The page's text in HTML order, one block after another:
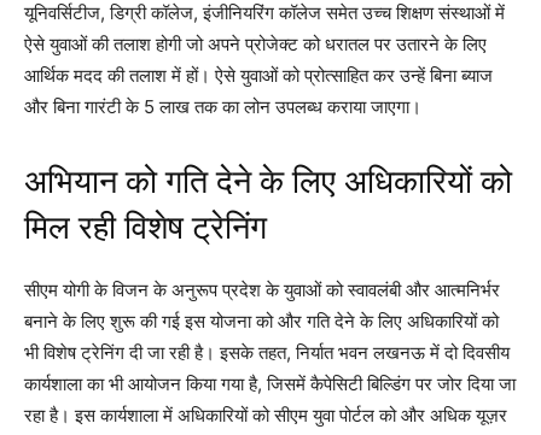
यूनिवर्सिटीज, डिग्री कॉलेज, इंजीनियरिंग कॉलेज समेत उच्च शिक्षण संस्थाओं में
ऐसे युवाओं की तलाश होगी जो अपने प्रोजेक्ट को धरातल पर उतारने के लिए
आर्थिक मदद की तलाश में हों। ऐसे युवाओं को प्रोत्साहित कर उन्हें बिना ब्याज
और बिना गारंटी के 5 लाख तक का लोन उपलब्ध कराया जाएगा।
अभियान को गति देने के लिए अधिकारियों को
मिल रही विशेष ट्रेनिंग
सीएम योगी के विजन के अनुरूप प्रदेश के युवाओं को स्वावलंबी और आत्मनिर्भर
बनाने के लिए शुरू की गई इस योजना को और गति देने के लिए अधिकारियों को
भी विशेष ट्रेनिंग दी जा रही है। इसके तहत, निर्यात भवन लखनऊ में दो दिवसीय
कार्यशाला का भी आयोजन किया गया है, जिसमें कैपेसिटी बिल्डिंग पर जोर दिया जा
रहा है। इस कार्यशाला में अधिकारियों को सीएम युवा पोर्टल को और अधिक यूज़र